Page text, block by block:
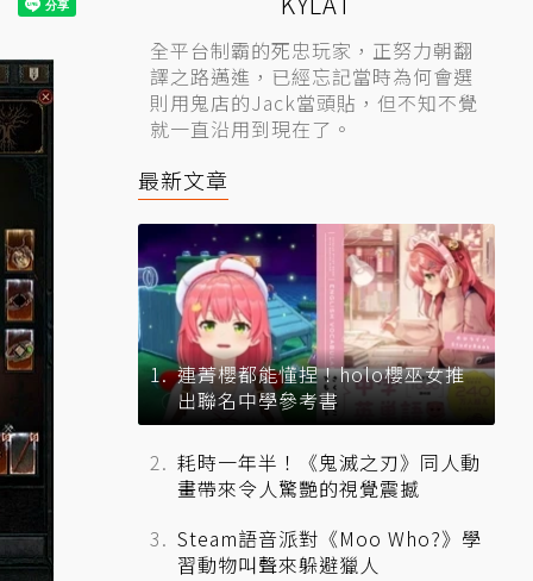
全平台制霸的死忠玩家，正努力朝翻
譯之路邁進，已經忘記當時為何會選
則用鬼店的Jack當頭貼，但不知不覺
就一直沿用到現在了。
最新文章
連菁櫻都能懂捏！holo櫻巫女推
出聯名中學參考書
耗時一年半！《鬼滅之刃》同人動
畫帶來令人驚艷的視覺震撼
Steam語音派對《Moo Who?》學
習動物叫聲來躲避獵人